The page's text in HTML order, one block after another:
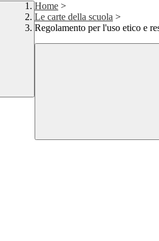
Home >
Le carte della scuola >
Regolamento per l'uso etico e